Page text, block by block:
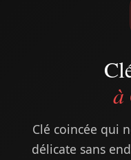
à
Clé coincée qui
délicate sans